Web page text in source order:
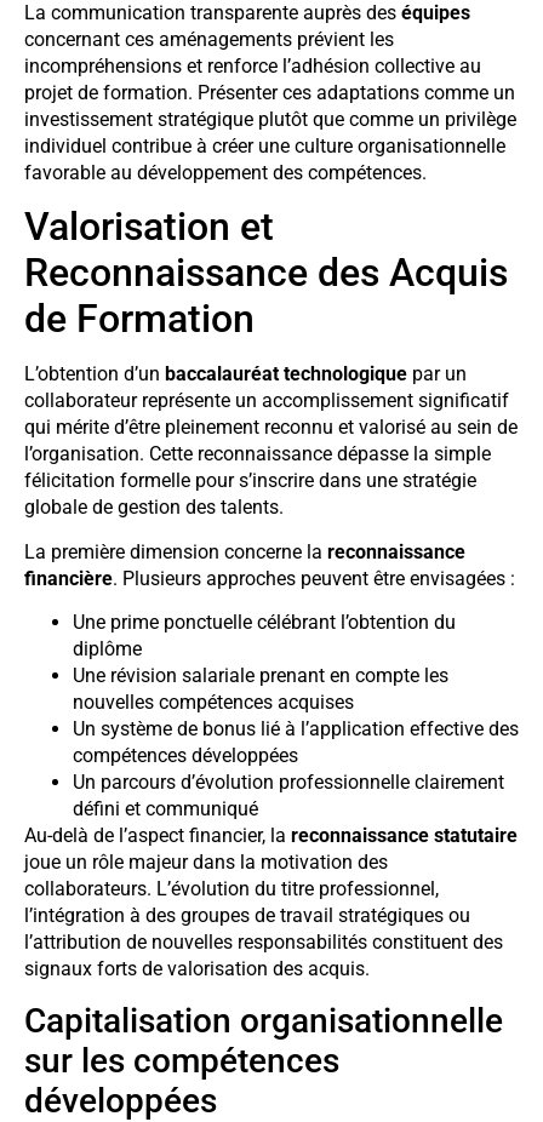
La communication transparente auprès des équipes
concernant ces aménagements prévient les
incompréhensions et renforce l’adhésion collective au
projet de formation. Présenter ces adaptations comme un
investissement stratégique plutôt que comme un privilège
individuel contribue à créer une culture organisationnelle
favorable au développement des compétences.
Valorisation et
Reconnaissance des Acquis
de Formation
L’obtention d’un baccalauréat technologique par un
collaborateur représente un accomplissement significatif
qui mérite d’être pleinement reconnu et valorisé au sein de
l’organisation. Cette reconnaissance dépasse la simple
félicitation formelle pour s’inscrire dans une stratégie
globale de gestion des talents.
La première dimension concerne la reconnaissance
financière. Plusieurs approches peuvent être envisagées :
Une prime ponctuelle célébrant l’obtention du
diplôme
Une révision salariale prenant en compte les
nouvelles compétences acquises
Un système de bonus lié à l’application effective des
compétences développées
Un parcours d’évolution professionnelle clairement
défini et communiqué
Au-delà de l’aspect financier, la reconnaissance statutaire
joue un rôle majeur dans la motivation des
collaborateurs. L’évolution du titre professionnel,
l’intégration à des groupes de travail stratégiques ou
l’attribution de nouvelles responsabilités constituent des
signaux forts de valorisation des acquis.
Capitalisation organisationnelle
sur les compétences
développées